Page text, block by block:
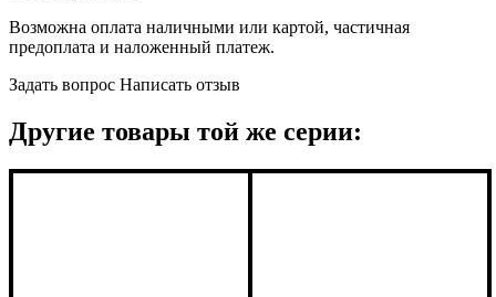
Возможна оплата наличными или картой, частичная
предоплата и наложенный платеж.
Задать вопрос Написать отзыв
Другие товары той же серии: